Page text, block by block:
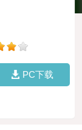
PC下载